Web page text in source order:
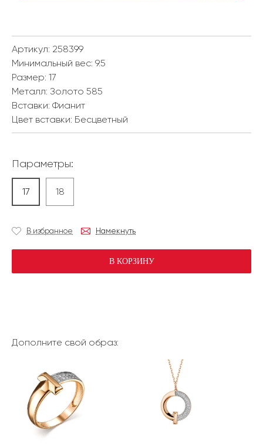
Артикул: 258399
Минимальный вес: 9.5
Размер: 17
Металл: Золото 585
Вставки: Фианит
Цвет вставки: Бесцветный
Параметры:
17 18
В избранное Намекнуть
В КОРЗИНУ
Дополните свой образ: